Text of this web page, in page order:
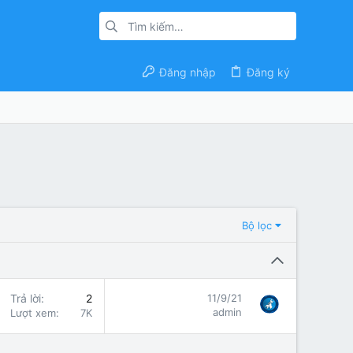
Đăng nhập Đăng ký
Bộ lọc
Trả lời 2
Lượt xem 7K
11/9/21
admin